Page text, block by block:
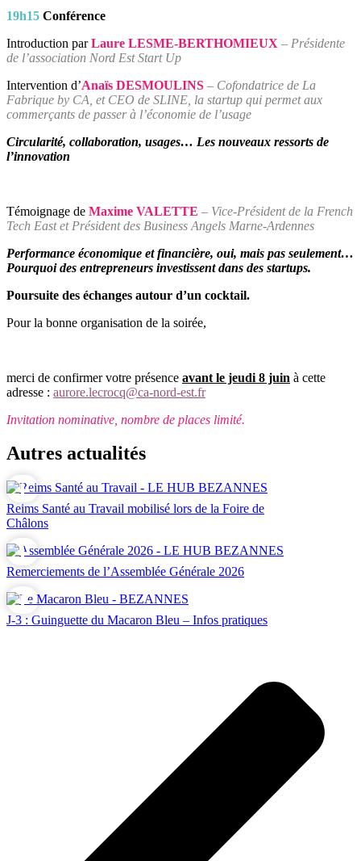
19h15 Conférence
Introduction parLaure LESME-BERTHOMIEUX – Présidente
de l’association Nord Est Start Up
Intervention d’Anaïs DESMOULINS – Cofondatrice de La
Fabrique by CA, et CEO de SLINE, la startup qui permet aux
commerçants de passer à l’économie de l’usage
Circularité, collaboration, usages… Les nouveaux ressorts de
l’innovation
Témoignage de Maxime VALETTE – Vice-Président de la French
Tech East et Président des Business Angels Marne-Ardennes
Performance économique et financière, oui, mais pas seulement…
Pourquoi des entrepreneurs investissent dans des startups.
Poursuite des échanges autour d’un cocktail.
Pour la bonne organisation de la soirée,
merci de confirmer votre présence avant le jeudi 8 juin à cette
adresse : aurore.lecrocq@ca-nord-est.fr
Invitation nominative, nombre de places limité.
Autres actualités
Reims Santé au Travail mobilisé lors de la Foire de
Châlons
Remerciements de l’Assemblée Générale 2026
J-3 : Guinguette du Macaron Bleu – Infos pratiques